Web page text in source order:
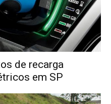
de recarga
em SP